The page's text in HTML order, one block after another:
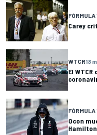
FÓRMULA
Carey
WTCR13
El
FÓRMULA
Ocon
Hamilton